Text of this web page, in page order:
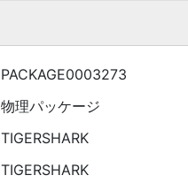
PACKAGE0003273
物理パッケージ
TIGERSHARK
TIGERSHARK